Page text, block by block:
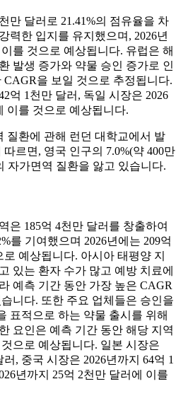
만 달러로 21.41%의 점유율을 차
력한 입지를 유지했으며, 2026년
를 것으로 예상됩니다. 유럽은 해
발생 증가와 약물 승인 증가로 인
을 보일 것으로 추정됩니다.
억 1천만 달러, 독일 시장은 2026
이를 것으로 예상됩니다.
질환에 관해 런던 대학교에서 발
따르면, 영국 인구의 7.0%(약 400만
자가면역 질환을 앓고 있습니다.
은 185억 4천만 달러를 창출하여
를 기여했으며 2026년에는 209억
예상됩니다. 아시아 태평양 지
있는 환자 수가 많고 예방 치료에
예측 기간 동안 가장 높은 CAGR
니다. 또한 주요 업체들은 승인을
표적으로 하는 약물 출시를 위해
요인은 예측 기간 동안 해당 지역
으로 예상됩니다. 일본 시장은
, 중국 시장은 2026년까지 64억 1
년까지 25억 2천만 달러에 이를